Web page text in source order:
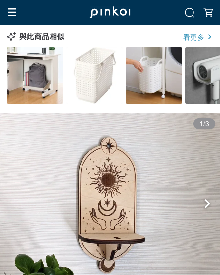
與此商品相似 看更多
1/3